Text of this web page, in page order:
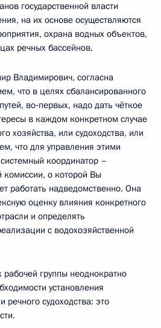
государственной власти
на их основе осуществляются
охрана водных объектов,
речных бассейнов.
Владимирович, согласна
что в целях сбалансированного
во‑первых, надо дать чёткое
в каждом конкретном случае
хозяйства, или судоходства, или
что для управления этими
координатор –
о которой Вы
работать надведомственно. Она
оценку влияния конкретного
и определять
с водохозяйственной
группы неоднократно
установления
речного судоходства: это